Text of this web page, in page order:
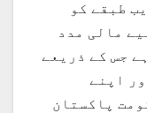
طبقے کو
مالی مدد
جس کے ذریعے
اپنے
پاکستان